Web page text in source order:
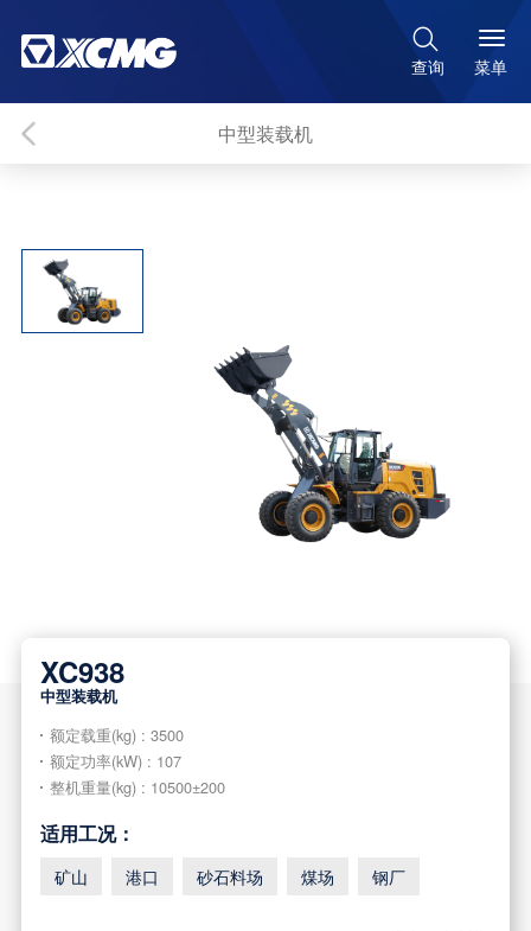

查询 菜单
中型装载机
XC938
中型装载机
额定载重(kg) : 3500
额定功率(kW) : 107
整机重量(kg) : 10500±200
适用工况：
矿山 港口 砂石料场 煤场 钢厂